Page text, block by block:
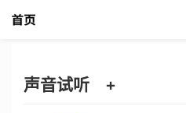
魔音工坊声音试听
声音试听 +